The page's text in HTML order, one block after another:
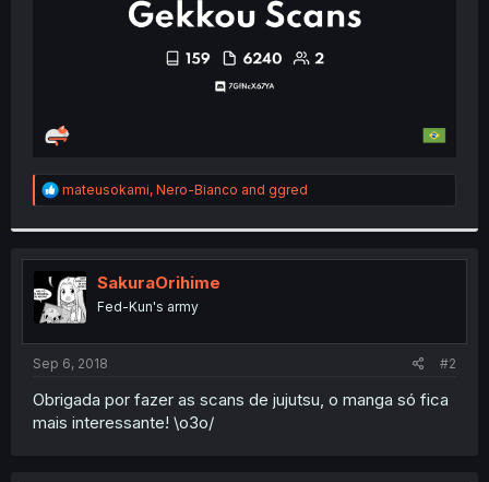
R
e
t
i
o
n
s
:
mateusokami, Nero-Bianco and ggred
SakuraOrihime
Fed-Kun's army
Sep 6, 2018 #2
Obrigada por fazer as scans de jujutsu, o manga só fica
mais interessante! \o3o/